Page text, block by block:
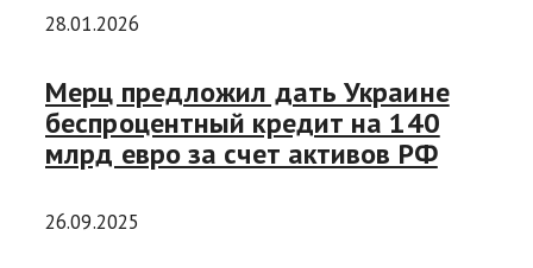
28.01.2026
Мерц предложил дать Украине
беспроцентный кредит на 140
млрд евро за счет активов РФ
26.09.2025